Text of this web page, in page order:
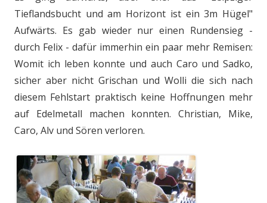
Tieflandsbucht und am Horizont ist ein 3m Hügel"
Aufwärts. Es gab wieder nur einen Rundensieg -
durch Felix - dafür immerhin ein paar mehr Remisen:
Womit ich leben konnte und auch Caro und Sadko,
sicher aber nicht Grischan und Wolli die sich nach
diesem Fehlstart praktisch keine Hoffnungen mehr
auf Edelmetall machen konnten. Christian, Mike,
Caro, Alv und Sören verloren.